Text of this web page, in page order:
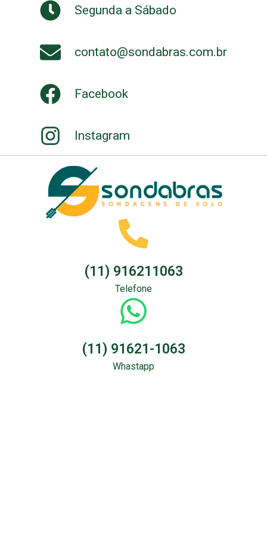
Segunda a Sábado
contato@sondabras.com.br
Facebook
Instagram
(11) 916211063
Telefone
(11) 91621-1063
Whastapp